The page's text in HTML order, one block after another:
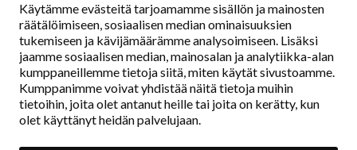
Käytämme evästeitä tarjoamamme sisällön ja mainosten
räätälöimiseen, sosiaalisen median ominaisuuksien
tukemiseen ja kävijämäärämme analysoimiseen. Lisäksi
jaamme sosiaalisen median, mainosalan ja analytiikka-alan
kumppaneillemme tietoja siitä, miten käytät sivustoamme.
Kumppanimme voivat yhdistää näitä tietoja muihin
tietoihin, joita olet antanut heille tai joita on kerätty, kun
olet käyttänyt heidän palvelujaan.
2019
2011